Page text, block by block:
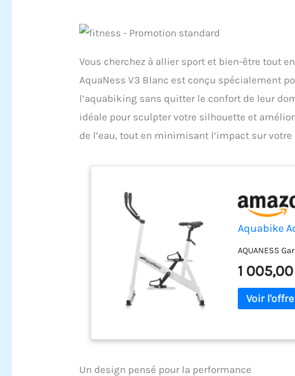
Vous cherchez à allier sport et bien-être tout
AquaNess V3 Blanc est conçu spécialement
l’aquabiking sans quitter le confort de leur
idéale pour sculpter votre silhouette et
de l’eau, tout en minimisant l’impact sur votre
Aquabike
AQUANESS
1
Un design pensé pour la performance